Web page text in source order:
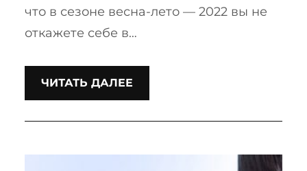
что в сезоне весна-лето — 2022 вы не
откажете себе в…
ЧИТАТЬ ДАЛЕЕ